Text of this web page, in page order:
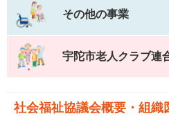
その他の事業
宇陀市老人クラブ連
社会福祉協議会概要・組織